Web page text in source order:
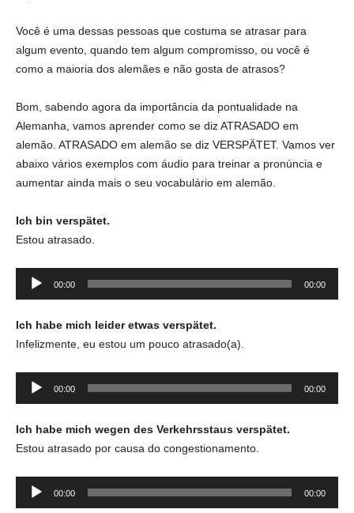
Você é uma dessas pessoas que costuma se atrasar para
algum evento, quando tem algum compromisso, ou você é
como a maioria dos alemães e não gosta de atrasos?
Bom, sabendo agora da importância da pontualidade na
Alemanha, vamos aprender como se diz ATRASADO em
alemão. ATRASADO em alemão se diz VERSPÄTET. Vamos ver
abaixo vários exemplos com áudio para treinar a pronúncia e
aumentar ainda mais o seu vocabulário em alemão.
Ich bin verspätet.
Estou atrasado.
Tocador
00:00 00:00
Ich habe mich leider etwas verspätet.
Infelizmente, eu estou um pouco atrasado(a).
Tocador
00:00 00:00
Ich habe mich wegen des Verkehrsstaus verspätet.
Estou atrasado por causa do congestionamento.
Tocador
00:00 00:00